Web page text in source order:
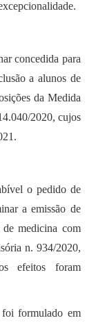
concedida para
a alunos de
da Medida
2020, cujos
o pedido de
a emissão de
medicina com
n. 934/2020,
efeitos foram
formulado em